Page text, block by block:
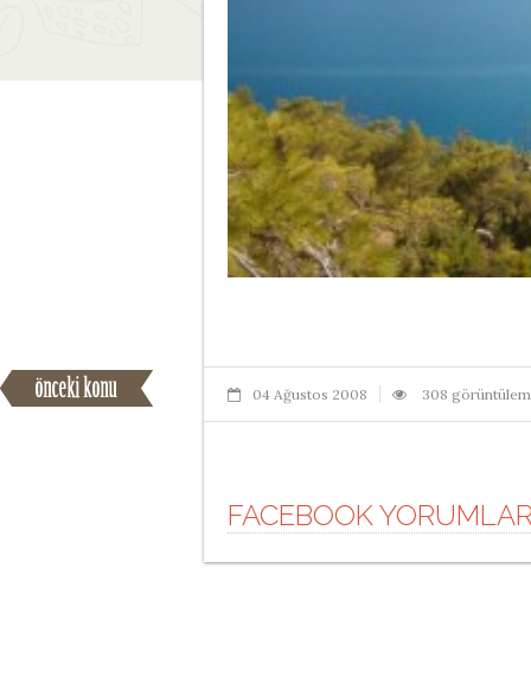
04 Ağustos 2008 308
FACEBOOK